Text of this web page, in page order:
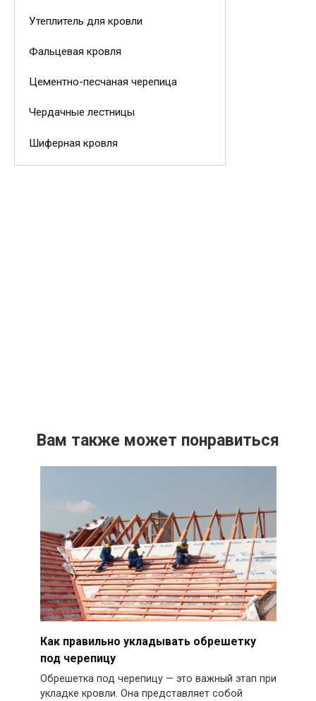
Утеплитель для кровли
Фальцевая кровля
Цементно-песчаная черепица
Чердачные лестницы
Шиферная кровля
Вам также может понравиться
Как правильно укладывать обрешетку
под черепицу
Обрешетка под черепицу — это важный этап при
укладке кровли. Она представляет собой